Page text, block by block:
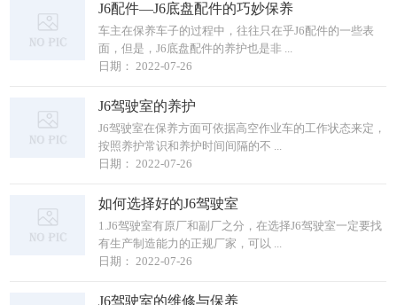
J6配件—J6底盘配件的巧妙保养
车主在保养车子的过程中，往往只在乎J6配件的一些表
面，但是，J6底盘配件的养护也是非 ...
日期： 2022-07-26
J6驾驶室的养护
J6驾驶室在保养方面可依据高空作业车的工作状态来定，
按照养护常识和养护时间间隔的不 ...
日期： 2022-07-26
如何选择好的J6驾驶室
1.J6驾驶室有原厂和副厂之分，在选择J6驾驶室一定要找
有生产制造能力的正规厂家，可以 ...
日期： 2022-07-26
J6驾驶室的维修与保养